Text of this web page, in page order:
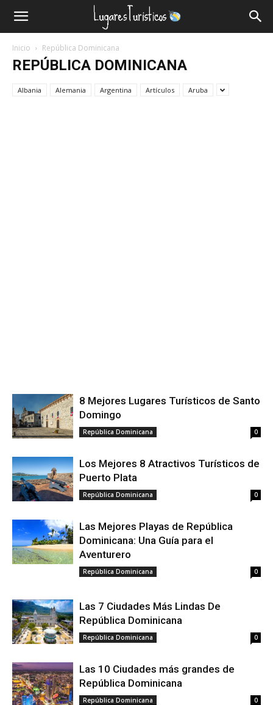
Lugares
Turísticos
Inicio República Dominicana
REPÚBLICA DOMINICANA
Albania Alemania Argentina Artículos Aruba
8 Mejores Lugares Turísticos de Santo
Domingo
República Dominicana 0
Los Mejores 8 Atractivos Turísticos de
Puerto Plata
República Dominicana 0
Las Mejores Playas de República
Dominicana: Una Guía para el
Aventurero
República Dominicana 0
Las 7 Ciudades Más Lindas De
República Dominicana
República Dominicana 0
Las 10 Ciudades más grandes de
República Dominicana
República Dominicana 0